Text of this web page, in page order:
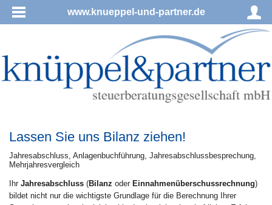
www.knueppel-und-partner.de
Lassen Sie uns Bilanz ziehen!
Jah­res­ab­schluss, Anlagenbuchführung, Jahresabschlussbesprechung,
Mehrjahresvergleich
Ihr Jahresabschluss (Bilanz oder Einnahmenüberschussrechnung)
bildet nicht nur die wichtigste Grundlage für die Berechnung Ihrer